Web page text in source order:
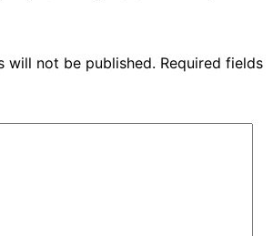
will not be published. Required fields